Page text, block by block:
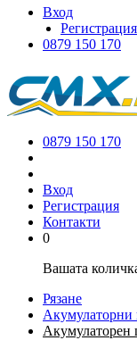
Вход
Регистрация
0879 150 170
0879 150 170
Вход
Регистрация
Контакти
0
Вашата
Рязане
Акумулаторни
Акумулаторен